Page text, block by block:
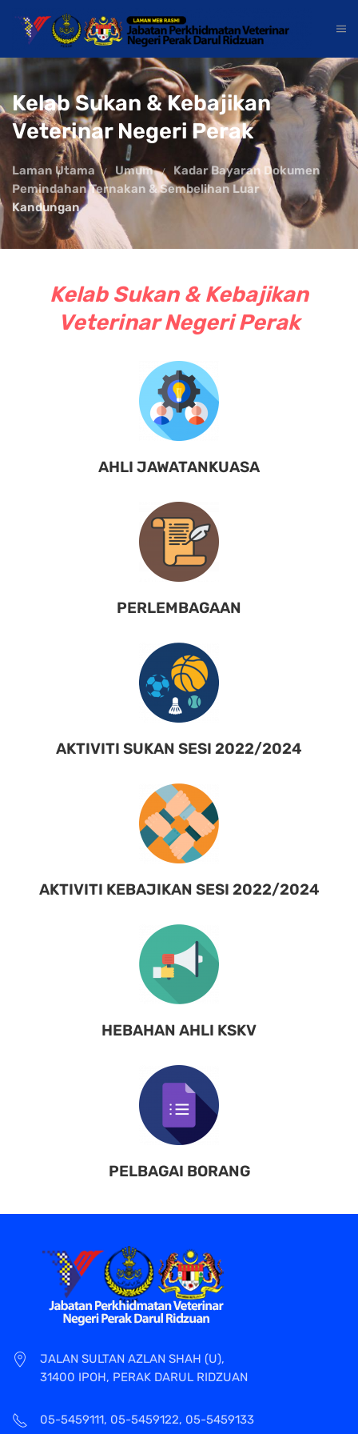
Kelab Sukan & Kebajikan
Veterinar Negeri Perak
Laman Utama Umum
Kadar Bayaran Dokumen
Pemindahan Ternakan & Sembelihan Luar
Kandungan
Kelab Sukan & Kebajikan
Veterinar Negeri Perak
AHLI JAWATANKUASA
PERLEMBAGAAN
AKTIVITI SUKAN SESI 2022/2024
AKTIVITI KEBAJIKAN SESI 2022/2024
HEBAHAN AHLI KSKV
PELBAGAI BORANG
JALAN SULTAN AZLAN SHAH (U),
31400 IPOH, PERAK DARUL RIDZUAN
05-5459111, 05-5459122, 05-5459133